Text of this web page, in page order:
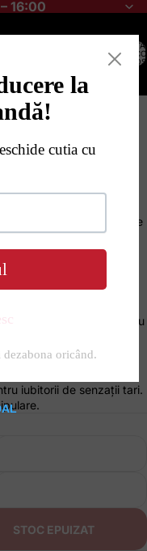
16:00
ÎN
COMENZII.
de ardei extrem de
Fiecare bucată trece
ci și o varietate
1.000.000 SHU
ciocolatii
picante, murături sau
iubitorii de senzații tari.
STOC EPUIZAT